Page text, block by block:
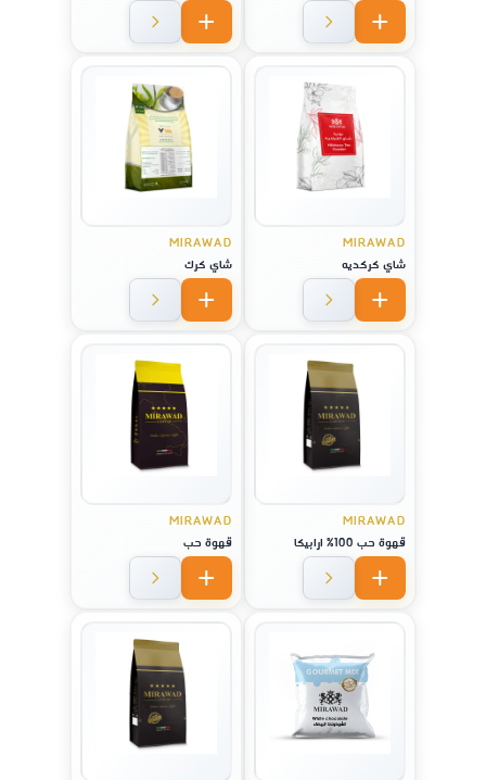
MIRAWAD
شاي كركديه
MIRAWAD
شاي كرك
MIRAWAD
قهوة حب 100% ارابيكا
MIRAWAD
قهوة حب